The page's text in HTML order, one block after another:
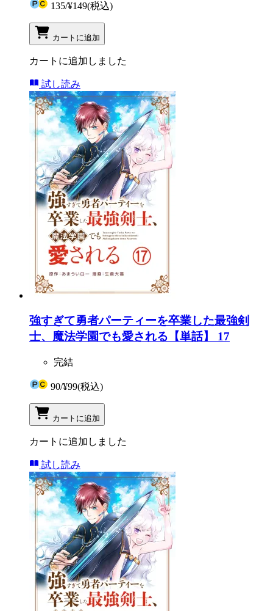
135/¥149(税込)
カートに追加
カートに追加しました
試し読み
強すぎて勇者パーティーを卒業した最強剣
士、魔法学園でも愛される【単話】 17
完結
90/¥99(税込)
カートに追加
カートに追加しました
試し読み